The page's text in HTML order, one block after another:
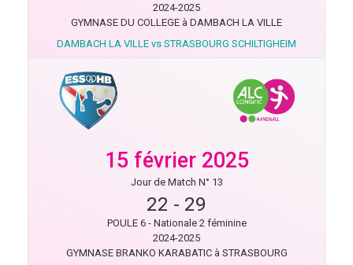
2024-2025
GYMNASE DU COLLEGE à DAMBACH LA VILLE
DAMBACH LA VILLE vs STRASBOURG SCHILTIGHEIM
15 février 2025
Jour de Match N° 13
22 - 29
POULE 6 - Nationale 2 féminine
2024-2025
GYMNASE BRANKO KARABATIC à STRASBOURG